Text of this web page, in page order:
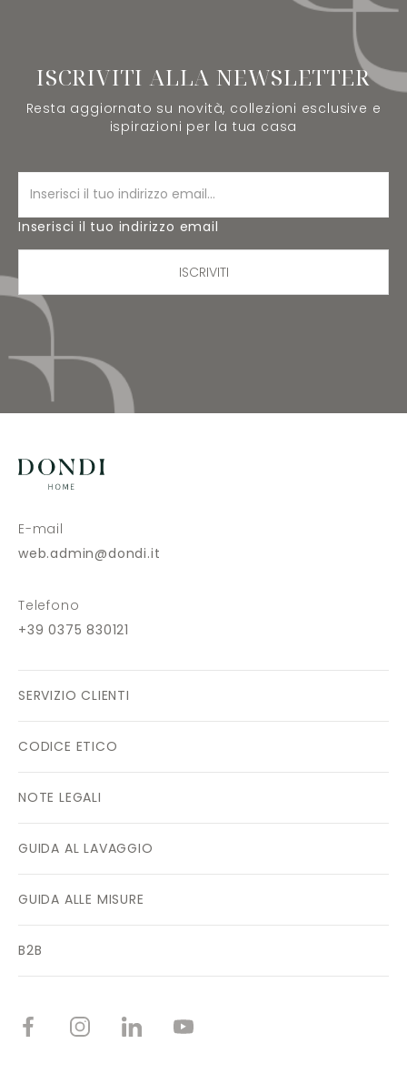
ISCRIVITI ALLA NEWSLETTER
Resta aggiornato su novità, collezioni esclusive e
ispirazioni per la tua casa
Inserisci il tuo indirizzo email
ISCRIVITI
E-mail
web.admin@dondi.it
Telefono
+39 0375 830121
SERVIZIO CLIENTI
CODICE ETICO
NOTE LEGALI
GUIDA AL LAVAGGIO
GUIDA ALLE MISURE
B2B